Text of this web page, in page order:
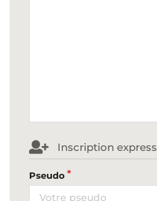
Inscription express
Pseudo